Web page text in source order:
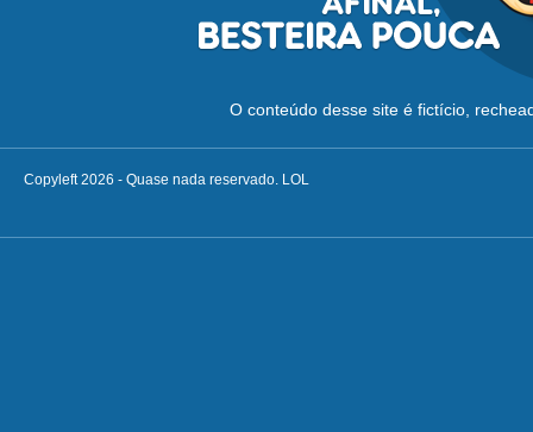
O conteúdo desse site é fictício,
Copyleft 2026 - Quase nada reservado. LOL